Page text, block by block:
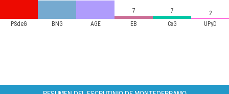
PSdeG BNG AGE EB CxG UPyD
7 7 2